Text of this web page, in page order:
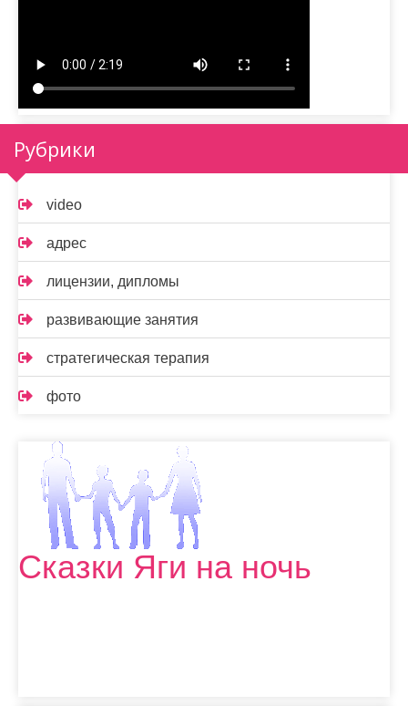
Рубрики
video
адрес
лицензии, дипломы
развивающие занятия
стратегическая терапия
фото
Сказки Яги на ночь